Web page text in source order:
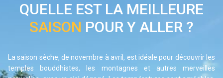
QUELLE EST LA MEILLEURE
SAISON POUR Y ALLER ?
La saison sèche, de novembre à avril, est idéale pour découvrir les
temples bouddhistes, les montagnes et autres merveilles